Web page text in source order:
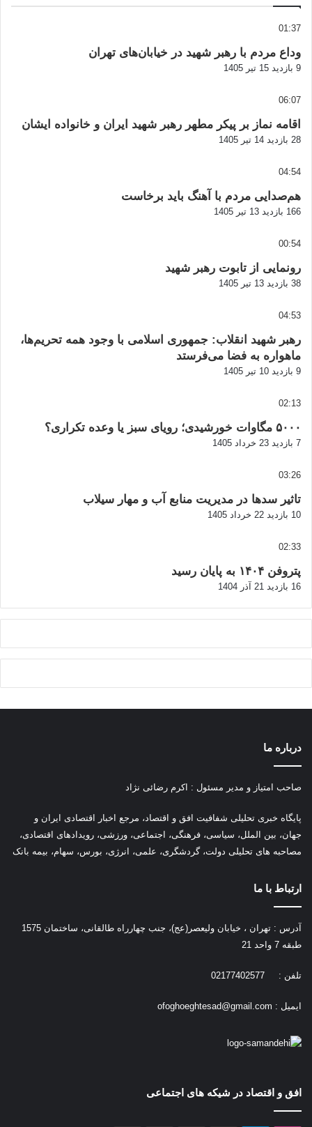
01:37
وداع مردم با رهبر شهید در خیابان‌های تهران
9 بازدید 15 تیر 1405
06:07
اقامه نماز بر پیکر مطهر رهبر شهید ایران و خانواده ایشان
28 بازدید 14 تیر 1405
04:54
هم‌صدایی مردم با آهنگ باید برخاست
166 بازدید 13 تیر 1405
00:54
رونمایی از تابوت رهبر شهید
38 بازدید 13 تیر 1405
04:53
رهبر شهید انقلاب: جمهوری اسلامی با وجود همه تحریم‌ها،
ماهواره به فضا می‌فرستد
9 بازدید 10 تیر 1405
02:13
۵۰۰۰ مگاوات خورشیدی؛ رویای سبز یا وعده تکراری؟
7 بازدید 23 خرداد 1405
03:26
تاثیر سدها در مدیریت منابع آب و مهار سیلاب
10 بازدید 22 خرداد 1405
02:33
پتروفن ۱۴۰۴ به پایان رسید
16 بازدید 21 آذر 1404
درباره ما
صاحب امتیاز و مدیر مسئول : اکرم رضائی نژاد
پایگاه خبری تحلیلی شفافیت افق و اقتصاد، مرجع اخبار اقتصادی ایران و
جهان، بین الملل، سیاسی، فرهنگی، اجتماعی، ورزشی، رویدادهای اقتصادی،
مصاحبه های تحلیلی دولت، گردشگری، علمی، انرژی، بورس، سهام، بیمه بانک
ارتباط با ما
آدرس : تهران ، خیابان ولیعصر(عج)، جنب چهارراه طالقانی، ساختمان 1575
طبقه 7 واحد 21
تلفن : 02177402577
ایمیل : ofoghoeghtesad@gmail.com
افق و اقتصاد در شیکه های اجتماعی